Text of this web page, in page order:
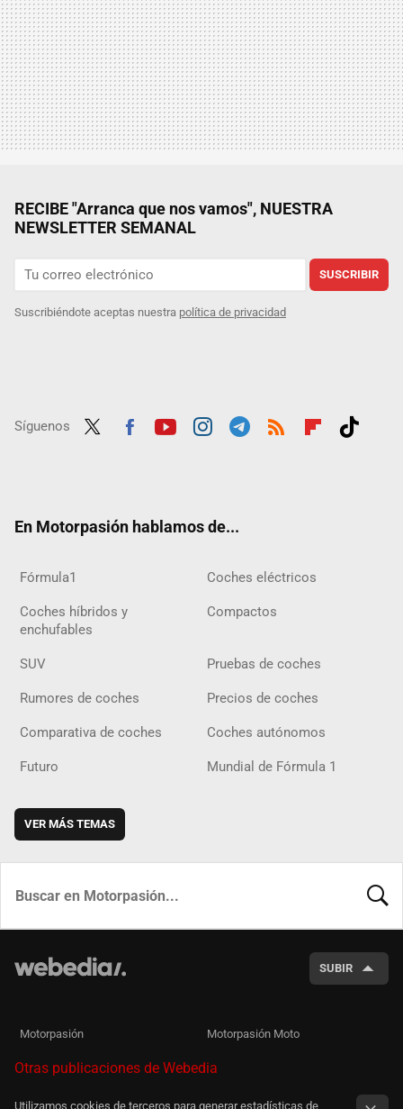
RECIBE "Arranca que nos vamos", NUESTRA
NEWSLETTER SEMANAL
SUSCRIBIR
Suscribiéndote aceptas nuestra política de privacidad
Síguenos
En Motorpasión hablamos de...
Fórmula1 Coches eléctricos
Coches híbridos y
enchufables
Compactos
SUV Pruebas de coches
Rumores de coches Precios de coches
Comparativa de coches Coches autónomos
Futuro Mundial de Fórmula 1
VER MÁS TEMAS
SUBIR
Motorpasión Motorpasión Moto
Otras publicaciones de Webedia
Utilizamos cookies de terceros para generar estadísticas de